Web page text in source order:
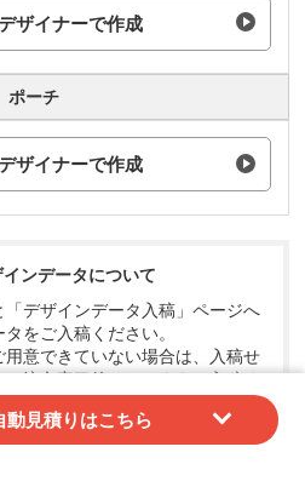
ザイナーで作成
ポーチ
ザイナーで作成
ンデータについて
デザインデータ入稿」ページへ
をご入稿ください。
意できていない場合は、入稿せ
注文完了後にデータをご入稿く
タ作成方法について
動見積りはこちら